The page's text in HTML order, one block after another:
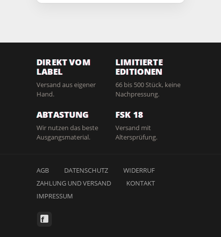
DIREKT VOM
LABEL
Versand aus eigener
Hand.
LIMITIERTE
EDITIONEN
66 bis 500 Stück, keine
Nachpressung.
ABTASTUNG
Wir nutzen das beste
Ausgangsmaterial.
FSK 18
Versand mit
Altersprüfung.
AGB DATENSCHUTZ
WIDERRUF
ZAHLUNG UND VERSAND
KONTAKT
IMPRESSUM